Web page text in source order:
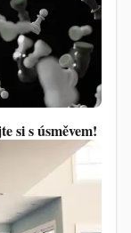
si s úsměvem!